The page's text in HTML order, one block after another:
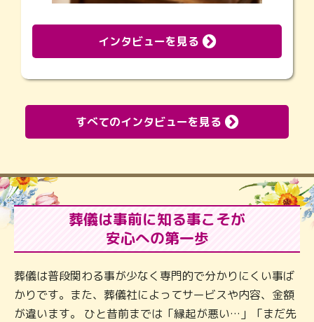
インタビューを見る
すべてのインタビューを見る
葬儀は事前に知る事こそが
安心への第一歩
葬儀は普段関わる事が少なく専門的で分かりにくい事ば
かりです。また、葬儀社によってサービスや内容、金額
が違います。 ひと昔前までは「縁起が悪い…」「まだ先